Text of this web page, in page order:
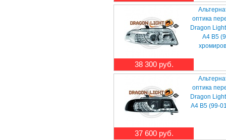
38 300 руб.
оптика
Dragon
A4 B5
37 600 руб.
оптика
Dragon
A4 B5 (99-